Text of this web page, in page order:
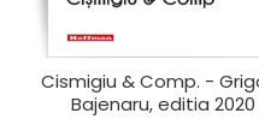
Cismigiu & Comp. -
Bajenaru, editia 2020